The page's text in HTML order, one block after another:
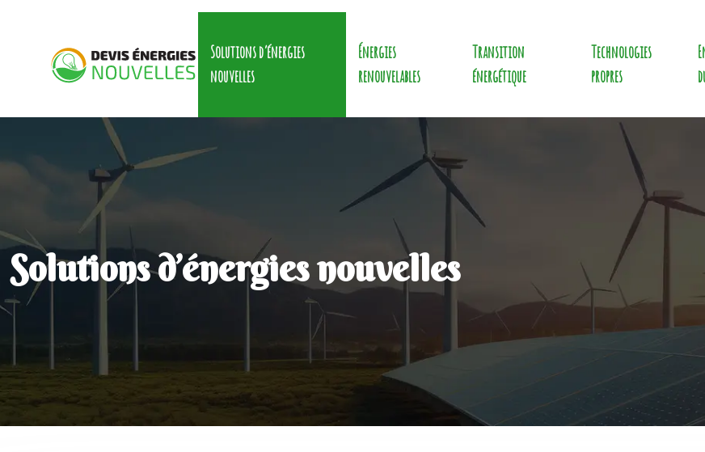
Solutions d’énergies
nouvelles
Énergies
renouvelables
Transition
énergétique
Technologies
propres
Solutions d’énergies nouvelles